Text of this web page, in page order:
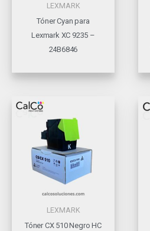
LEXMARK
Tóner Cyan para
Lexmark XC 9235 –
24B6846
LEXMARK
Tóner CX 510 Negro HC